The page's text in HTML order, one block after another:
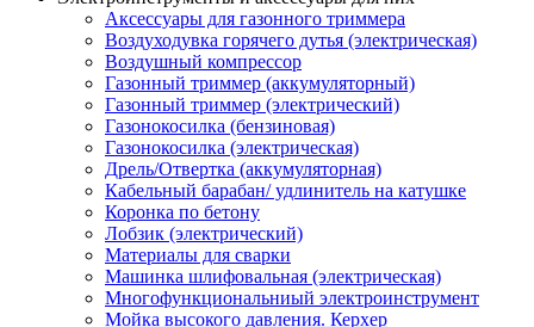
Аксессуары для газонного триммера
Воздуходувка горячего дутья (электрическая)
Воздушный компрессор
Газонный триммер (аккумуляторный)
Газонный триммер (электрический)
Газонокосилка (бензиновая)
Газонокосилка (электрическая)
Дрель/Отвертка (аккумуляторная)
Кабельный барабан/ удлинитель на катушке
Коронка по бетону
Лобзик (электрический)
Материалы для сварки
Машинка шлифовальная (электрическая)
Многофункциональниый электроинструмент
Мойка высокого давления. Керхер